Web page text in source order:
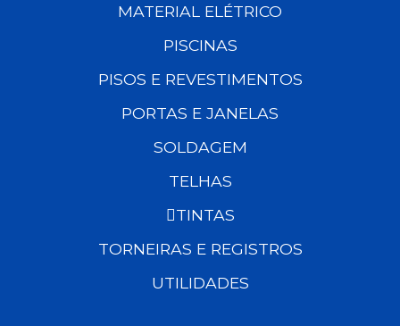
MATERIAL ELÉTRICO
PISCINAS
PISOS E REVESTIMENTOS
PORTAS E JANELAS
SOLDAGEM
TELHAS
TINTAS
TORNEIRAS E REGISTROS
UTILIDADES